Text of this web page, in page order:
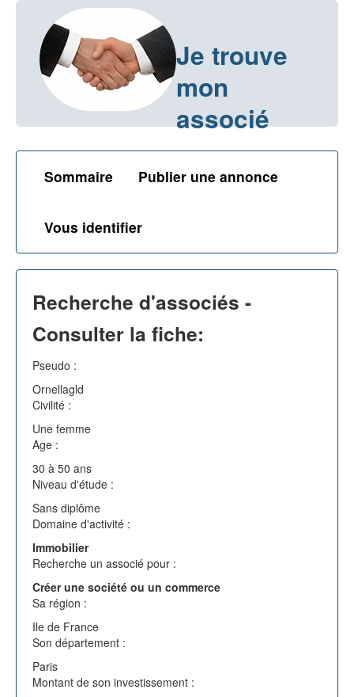
Je trouve
mon
associé
Sommaire Publier une annonce
Vous identifier
Recherche d'associés -
Consulter la fiche:
Pseudo :
Ornellagld
Civilité :
Une femme
Age :
30 à 50 ans
Niveau d'étude :
Sans diplôme
Domaine d'activité :
Immobilier
Recherche un associé pour :
Créer une société ou un commerce
Sa région :
Ile de France
Son département :
Paris
Montant de son investissement :